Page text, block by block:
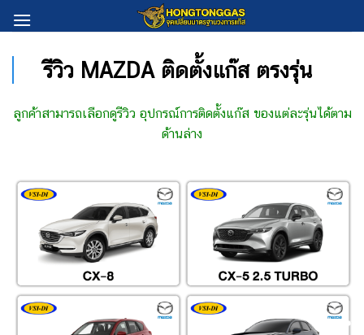
to
รีวิว MAZDA ติดตั้งแก๊ส ตรงรุ่น
ลูกค้าสามารถเลือกดูรีวิว อุปกรณ์การติดตั้งแก๊ส ของแต่ละรุ่นได้ตาม
ด้านล่าง